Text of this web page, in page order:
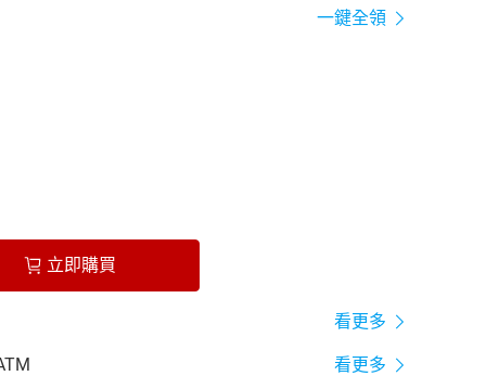
一鍵全領
立即購買
看更多
看更多